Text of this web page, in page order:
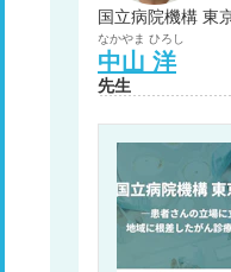
国立病院機構 東
なかやま ひろし
中山 洋
先生